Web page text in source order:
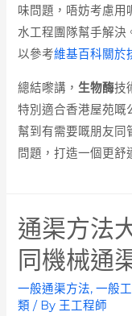
味問題，唔妨考慮用
水工程團隊幫手解決
以參考維基百科關於
總結嚟講， 生物酶技
特別適合香港屋苑嘅
幫到有需要嘅朋友同
問題，打造一個更舒
通渠方法
同機械通
一般通渠方法,一般
類 / By 王工程師